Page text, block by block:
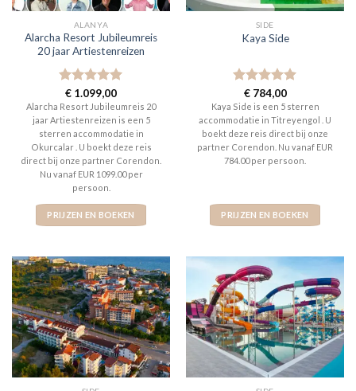
ALANYA
Alarcha Resort Jubileumreis
20 jaar Artiestenreizen
Gewaardeerd
5uit 5
€ 1.099,00
Alarcha Resort Jubileumreis 20
jaar Artiestenreizen is een 5
sterren accommodatie in
Okurcalar . U boekt deze reis
direct bij onze partner Corendon.
Nu vanaf EUR 1099.00 per
persoon.
PRIJZEN EN BOEKEN
SIDE
Kaya Side
Gewaardeerd
5uit 5
€784,00
Kaya Side is een 5 sterren
accommodatie in Titreyengol . U
boekt deze reis direct bij onze
partner Corendon. Nu vanaf EUR
784.00 per persoon.
PRIJZEN EN BOEKEN